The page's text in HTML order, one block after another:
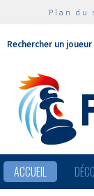
Plan du
Rechercher un joueur
ACCUEIL